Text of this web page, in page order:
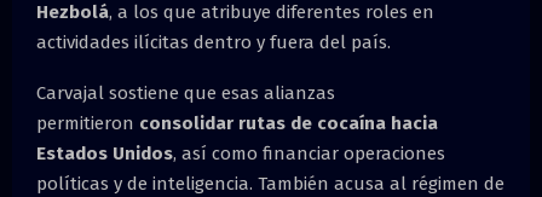
Hezbolá, a los que atribuye diferentes roles en
actividades ilícitas dentro y fuera del país.
Carvajal sostiene que esas alianzas
permitieron consolidar rutas de cocaína hacia
Estados Unidos, así como financiar operaciones
políticas y de inteligencia. También acusa al régimen de